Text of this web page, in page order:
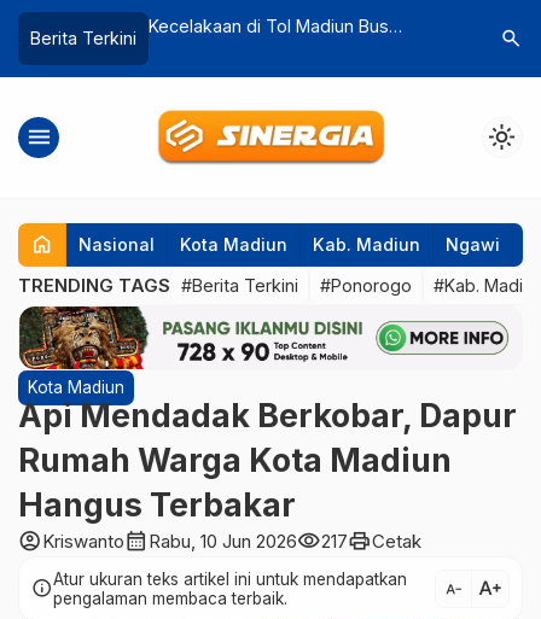
Berita Terkini
Pemkot Madiun Buka Seleksi Terbuka
Dibuka hingga 16 Agustus 2026
Komisi
Diminta
search
menu light_mode
home Nasional Kota Madiun Kab. Madiun Ngawi
TRENDING TAGS #Berita Terkini #Ponorogo #Kab. Madiun
Kota Madiun
Api Mendadak Berkobar, Dapur
Rumah Warga Kota Madiun
Hangus Terbakar
account_circleKriswantocalendar_month Rabu, 10 Jun 2026visibility217printCetak
infoAtur ukuran teks artikel ini untuk mendapatkan
pengalaman membaca terbaik.
text_decrease text_increase